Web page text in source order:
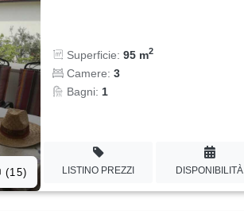
(15)
Superficie:95 m2
Camere:3
Bagni: 1
LISTINO PREZZI DISPONIBILITÀ